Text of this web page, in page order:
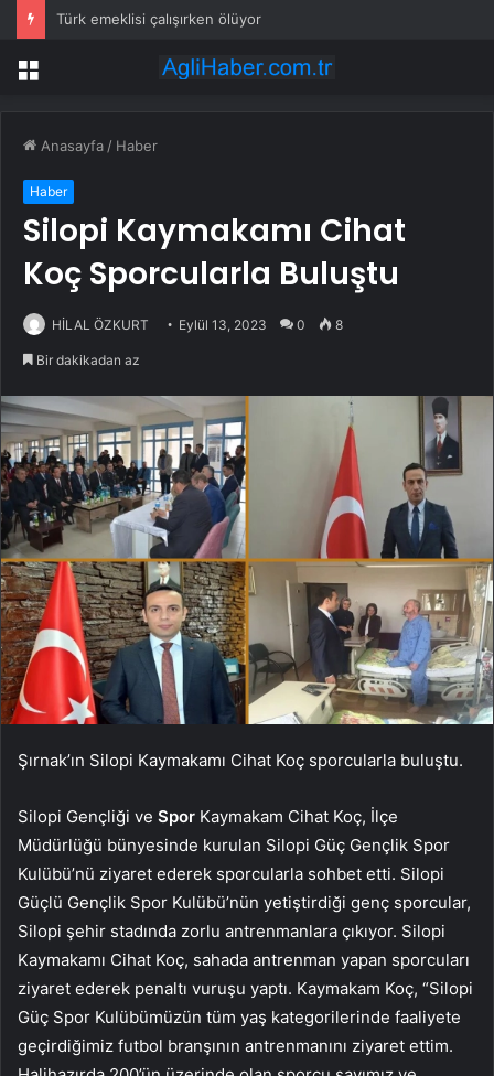
Türk emeklisi çalışırken ölüyor
Menü
Anasayfa / Haber
Haber
Silopi Kaymakamı Cihat
Koç Sporcularla Buluştu
HİLAL ÖZKURT Eylül 13, 2023 0 8
Bir dakikadan az
Şırnak’ın Silopi Kaymakamı Cihat Koç sporcularla buluştu.
Silopi Gençliği ve Spor Kaymakam Cihat Koç, İlçe
Müdürlüğü bünyesinde kurulan Silopi Güç Gençlik Spor
Kulübü’nü ziyaret ederek sporcularla sohbet etti. Silopi
Güçlü Gençlik Spor Kulübü’nün yetiştirdiği genç sporcular,
Silopi şehir stadında zorlu antrenmanlara çıkıyor. Silopi
Kaymakamı Cihat Koç, sahada antrenman yapan sporcuları
ziyaret ederek penaltı vuruşu yaptı. Kaymakam Koç, “Silopi
Güç Spor Kulübümüzün tüm yaş kategorilerinde faaliyete
geçirdiğimiz futbol branşının antrenmanını ziyaret ettim.